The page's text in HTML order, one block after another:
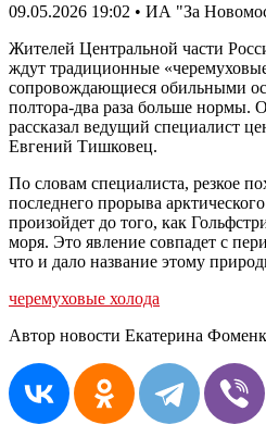
09.05.2026 19:02 • ИА "За
Жителей Центральной части
ждут традиционные
сопровождающиеся обильными
полтора-два раза больше нормы.
рассказал ведущий специалист
Евгений Тишковец.
По словам специалиста, резкое
последнего прорыва
произойдет до того, как
моря. Это явление совпадет с
что и дало название этому
черемуховые холода
Автор новости Екатерина